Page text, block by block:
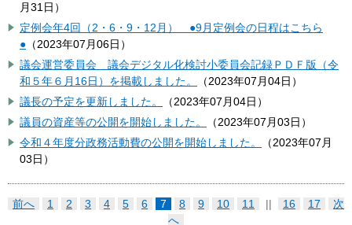
月31日 ）
定例会年4回（2・6・9・12月） ●9月定例会の日程はこちら
● （2023年07月06日 ）
議会運営委員会 議会デジタル化検討小委員会記録ＰＤＦ版（令
和５年６月16日）を掲載しました。
（2023年07月04日 ）
議長の予定を更新しました。
（2023年07月04日 ）
議員の資産等の公開を開始しました。
（2023年07月03日 ）
令和４年度分政務活動費の公開を開始しました。
（2023年07月
03日 ）
前へ 1 2 3 4 5 6 7 8 9 10 11 || 16 17
次
へ